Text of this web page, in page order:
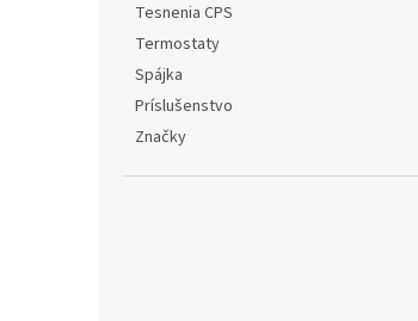
Tesnenia CPS
Termostaty
Spájka
Príslušenstvo
Značky